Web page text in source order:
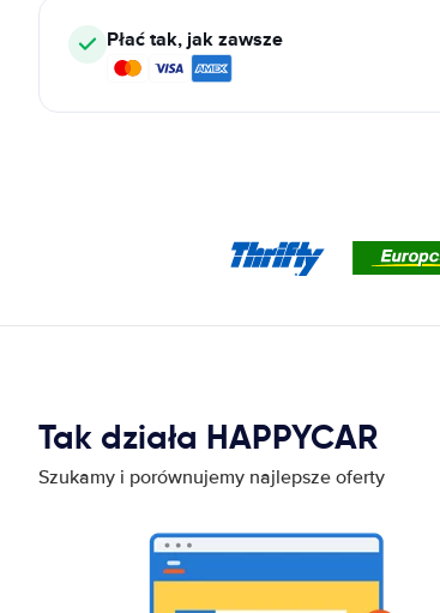
Płać tak, jak zawsze
Tak działa HAPPYCAR
Szukamy i porównujemy najlepsze oferty